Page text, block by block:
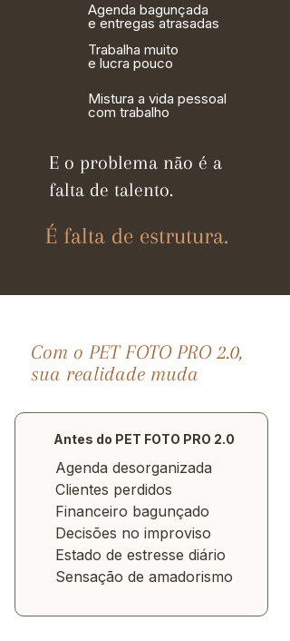
Agenda bagunçada
e entregas atrasadas
Trabalha muito
e lucra pouco
Mistura a vida pessoal
com trabalho
E o problema não é a
falta de talento.
É falta de estrutura.
Com o PET FOTO PRO 2.0,
sua realidade muda
Antes do PET FOTO PRO 2.0
Agenda desorganizada
Clientes perdidos
Financeiro bagunçado
Decisões no improviso
Estado de estresse diário
Sensação de amadorismo